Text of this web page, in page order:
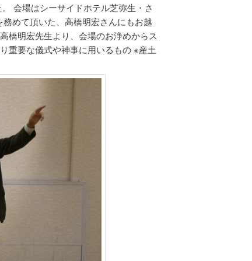
会場はシーサイドホテル芝弥生・さ
めて頂いた、高橋明宏さんにもお越
橋明宏先生より、会場のお浄めからス
重要な儀式や神事に用いるもの ※産土